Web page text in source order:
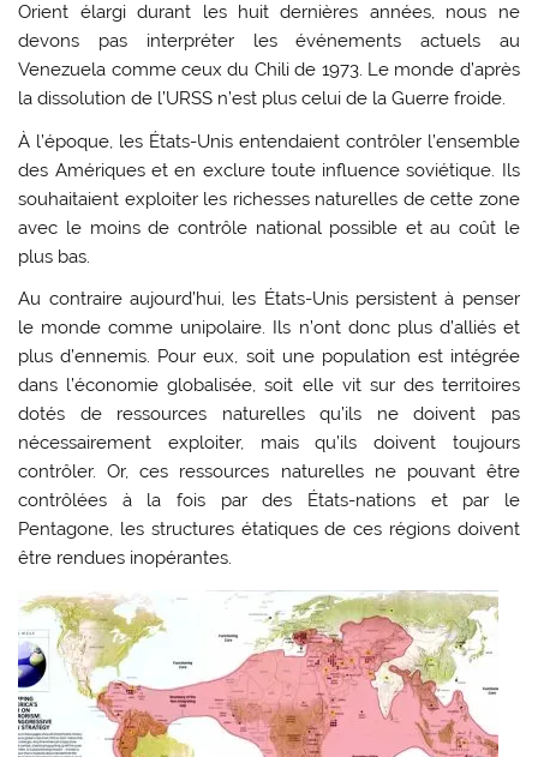
Orient élargi durant les huit dernières années, nous ne
devons pas interpréter les événements actuels au
Venezuela comme ceux du Chili de 1973. Le monde d’après
la dissolution de l’URSS n’est plus celui de la Guerre froide.
À l’époque, les États-Unis entendaient contrôler l’ensemble
des Amériques et en exclure toute influence soviétique. Ils
souhaitaient exploiter les richesses naturelles de cette zone
avec le moins de contrôle national possible et au coût le
plus bas.
Au contraire aujourd’hui, les États-Unis persistent à penser
le monde comme unipolaire. Ils n’ont donc plus d’alliés et
plus d’ennemis. Pour eux, soit une population est intégrée
dans l’économie globalisée, soit elle vit sur des territoires
dotés de ressources naturelles qu’ils ne doivent pas
nécessairement exploiter, mais qu’ils doivent toujours
contrôler. Or, ces ressources naturelles ne pouvant être
contrôlées à la fois par des États-nations et par le
Pentagone, les structures étatiques de ces régions doivent
être rendues inopérantes.